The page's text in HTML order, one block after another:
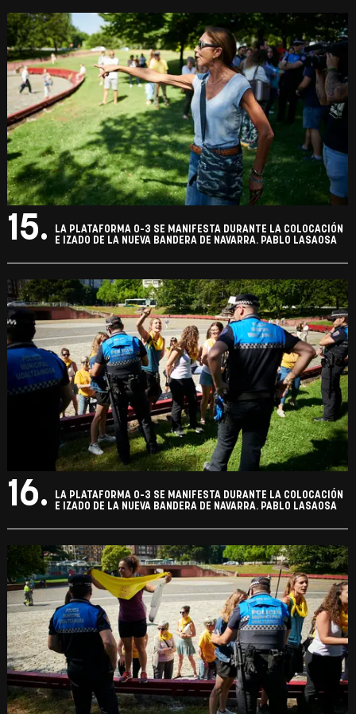
15.
LA PLATAFORMA 0-3 SE MANIFESTA DURANTE LA COLOCACIÓN
E IZADO DE LA NUEVA BANDERA DE NAVARRA. PABLO LASAOSA
16.
LA PLATAFORMA 0-3 SE MANIFESTA DURANTE LA COLOCACIÓN
E IZADO DE LA NUEVA BANDERA DE NAVARRA. PABLO LASAOSA